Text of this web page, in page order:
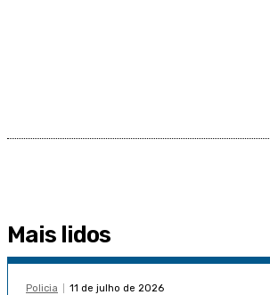
Mais lidos
Policia 11 de julho de 2026